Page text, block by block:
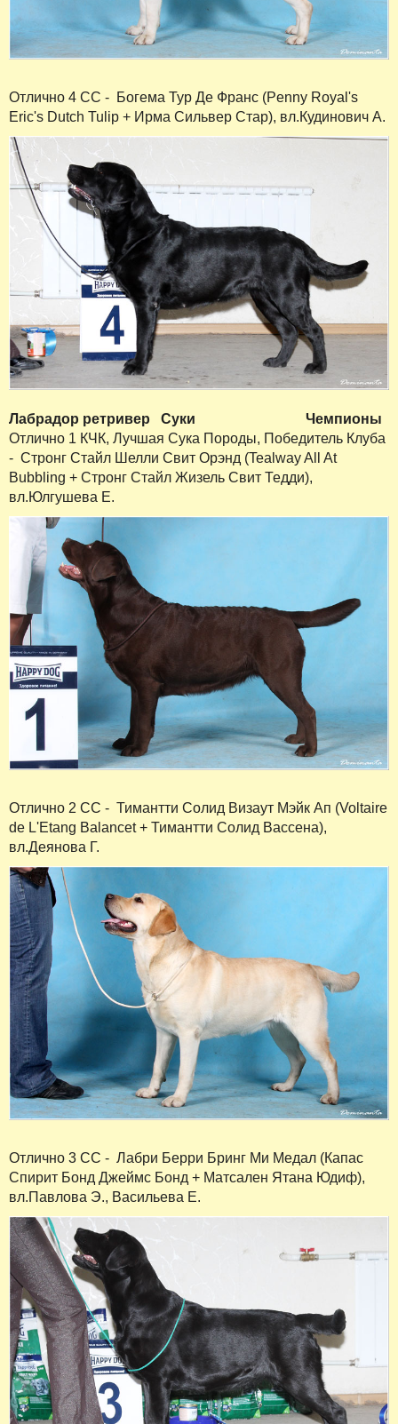
Отлично 4 СС - Богема Тур Де Франс (Penny Royal's
Eric's Dutch Tulip + Ирма Сильвер Стар), вл.Кудинович А.
Лабрадор ретривер Суки
Чемпионы
Отлично 1 КЧК, Лучшая Сука Породы, Победитель Клуба
- Стронг Стайл Шелли Свит Орэнд (Tealway All At
Bubbling + Стронг Стайл Жизель Свит Тедди),
вл.Юлгушева Е.
Отлично 2 СС - Тимантти Солид Визаут Мэйк Ап (Voltaire
de L'Etang Balancet + Тимантти Солид Вассена),
вл.Деянова Г.
Отлично 3 СС - Лабри Берри Бринг Ми Медал (Капас
Спирит Бонд Джеймс Бонд + Матсален Ятана Юдиф),
вл.Павлова Э., Васильева Е.